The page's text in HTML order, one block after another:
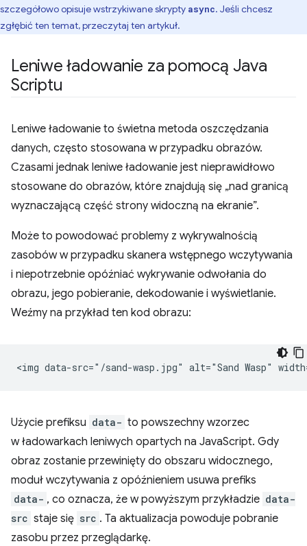
szczegółowo opisuje wstrzykiwane skrypty async. Jeśli chcesz
zgłębić ten temat, przeczytaj ten artykuł.
Leniwe ładowanie za pomocą Java
Scriptu
Leniwe ładowanie to świetna metoda oszczędzania
danych, często stosowana w przypadku obrazów.
Czasami jednak leniwe ładowanie jest nieprawidłowo
stosowane do obrazów, które znajdują się „nad granicą
wyznaczającą część strony widoczną na ekranie”.
Może to powodować problemy z wykrywalnością
zasobów w przypadku skanera wstępnego wczytywania
i niepotrzebnie opóźniać wykrywanie odwołania do
obrazu, jego pobieranie, dekodowanie i wyświetlanie.
Weźmy na przykład ten kod obrazu:
Użycie prefiksu data- to powszechny wzorzec
w ładowarkach leniwych opartych na JavaScript. Gdy
obraz zostanie przewinięty do obszaru widocznego,
moduł wczytywania z opóźnieniem usuwa prefiks
data- , co oznacza, że w powyższym przykładzie data-
src staje się src . Ta aktualizacja powoduje pobranie
zasobu przez przeglądarkę.